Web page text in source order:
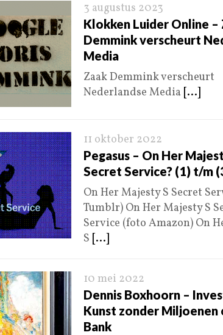
3 augustus 2023
Klokken Luider Online –
Demmink verscheurt
Media
Zaak Demmink verscheurt
Nederlandse Media [...]
11 oktober 2022
Pegasus – On Her
Secret Service? (1) t/m
On Her Majesty S Secret
Tumblr) On Her Majesty S
Service (foto Amazon) On
S [...]
10 mei 2022
Dennis Boxhoorn –
Kunst zonder Miljoenen
Bank